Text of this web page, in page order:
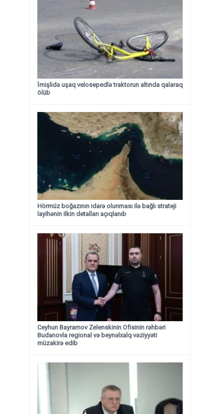
İmişlidə uşaq velosepedlə traktorun altında qalaraq
ölüb
Hörmüz boğazının idarə olunması ilə bağlı strateji
layihənin ilkin detalları açıqlanıb
Ceyhun Bayramov Zelenskinin Ofisinin rəhbəri
Budanovla regional və beynəlxalq vəziyyəti
müzakirə edib